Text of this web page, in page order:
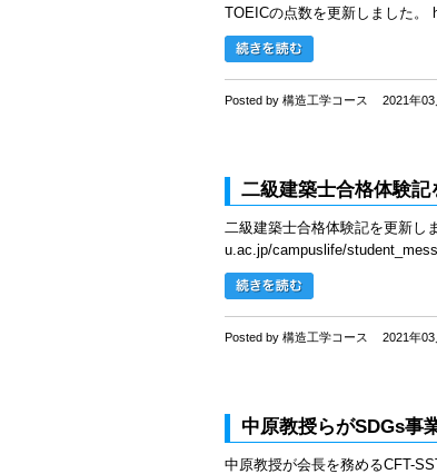
TOEICの点数を更新しました
Posted by 構造工学コース 2021年
二級建築士合格体験記
二級建築士合格体験記を更新し
u.ac.jp/campuslife/
Posted by 構造工学コース 2021年
中原教授らがSDGs事
中原教授が会長を務めるCFT-